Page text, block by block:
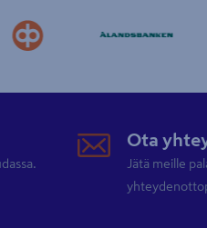
Ota
Jätä meille